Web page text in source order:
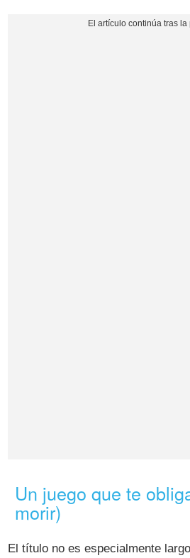
Un juego que te
morir)
El título no es especialmente